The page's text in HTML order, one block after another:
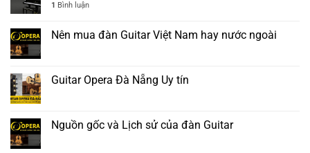
1 Bình luận
Nên mua đàn Guitar Việt Nam hay nước ngoài
Guitar Opera Đà Nẵng Uy tín
Nguồn gốc và Lịch sử của đàn Guitar